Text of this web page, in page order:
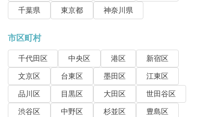
千葉県
東京都 神奈川県
市区町村
千代田区 中央区 港区
新宿区
文京区
台東区 墨田区
江東区
品川区
目黒区 大田区
世田谷区
渋谷区
中野区 杉並区
豊島区